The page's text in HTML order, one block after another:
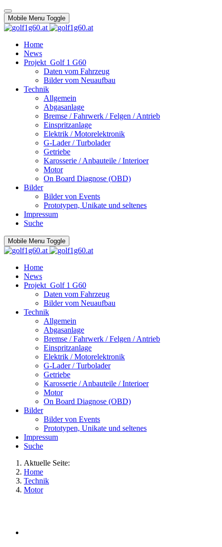
Mobile Menu Toggle
Home
News
Projekt_Golf 1 G60
Daten vom Fahrzeug
Bilder vom Neuaufbau
Technik
Allgemein
Abgasanlage
Bremse / Fahrwerk / Felgen / Antrieb
Einspritzanlage
Elektrik / Motorelektronik
G-Lader / Turbolader
Getriebe
Karosserie / Anbauteile / Interioer
Motor
On Board Diagnose (OBD)
Bilder
Bilder von Events
Prototypen, Unikate und seltenes
Impressum
Suche
Mobile Menu Toggle
Home
News
Projekt_Golf 1 G60
Daten vom Fahrzeug
Bilder vom Neuaufbau
Technik
Allgemein
Abgasanlage
Bremse / Fahrwerk / Felgen / Antrieb
Einspritzanlage
Elektrik / Motorelektronik
G-Lader / Turbolader
Getriebe
Karosserie / Anbauteile / Interioer
Motor
On Board Diagnose (OBD)
Bilder
Bilder von Events
Prototypen, Unikate und seltenes
Impressum
Suche
Aktuelle Seite:
Home
Technik
Motor